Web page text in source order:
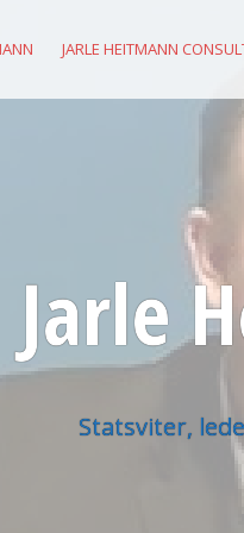
JARLE HEITMANN
Jarle
Statsviter,